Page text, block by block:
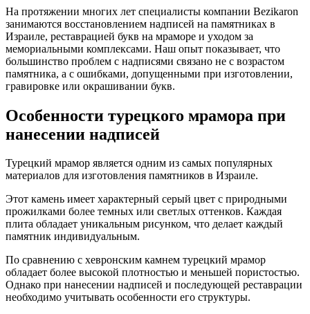
На протяжении многих лет специалисты компании Bezikaron
занимаются восстановлением надписей на памятниках в
Израиле, реставрацией букв на мраморе и уходом за
мемориальными комплексами. Наш опыт показывает, что
большинство проблем с надписями связано не с возрастом
памятника, а с ошибками, допущенными при изготовлении,
гравировке или окрашивании букв.
Особенности турецкого мрамора при
нанесении надписей
Турецкий мрамор является одним из самых популярных
материалов для изготовления памятников в Израиле.
Этот камень имеет характерный серый цвет с природными
прожилками более темных или светлых оттенков. Каждая
плита обладает уникальным рисунком, что делает каждый
памятник индивидуальным.
По сравнению с хевронским камнем турецкий мрамор
обладает более высокой плотностью и меньшей пористостью.
Однако при нанесении надписей и последующей реставрации
необходимо учитывать особенности его структуры.